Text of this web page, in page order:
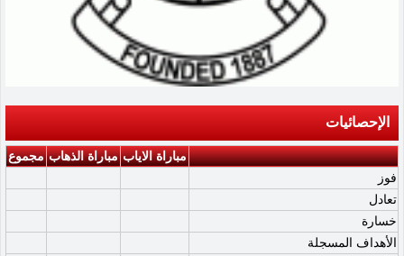
الإحصائيات
مباراة الاياب مباراة الذهاب مجموع
فوز
تعادل
خسارة
الأهداف المسجلة